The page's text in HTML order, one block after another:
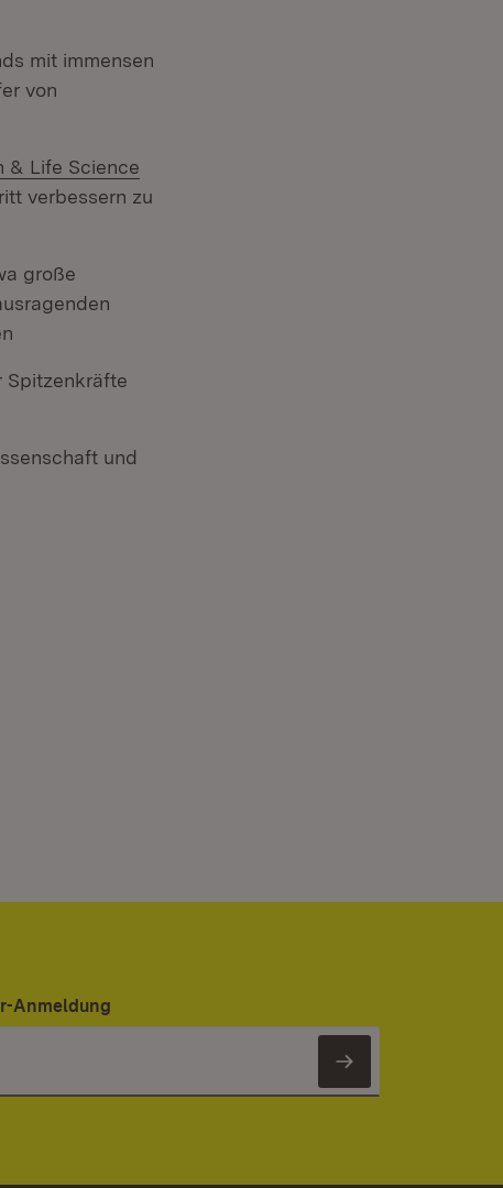
mit immensen
von
& Life Science
verbessern zu
große
Spitzenkräfte
und
Anmeldung
Newsletter